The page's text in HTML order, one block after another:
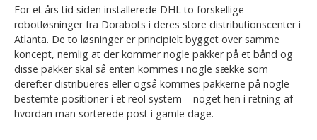
For et års tid siden installerede DHL to forskellige
robotløsninger fra Dorabots i deres store distributionscenter i
Atlanta. De to løsninger er principielt bygget over samme
koncept, nemlig at der kommer nogle pakker på et bånd og
disse pakker skal så enten kommes i nogle sække som
derefter distribueres eller også kommes pakkerne på nogle
bestemte positioner i et reol system – noget hen i retning af
hvordan man sorterede post i gamle dage.